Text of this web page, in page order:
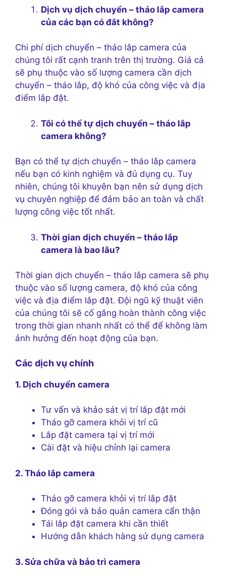
Dịch vụ dịch chuyển – tháo lắp camera
của các bạn có đắt không?
Chi phí dịch chuyển – tháo lắp camera của
chúng tôi rất cạnh tranh trên thị trường. Giá cả
sẽ phụ thuộc vào số lượng camera cần dịch
chuyển – tháo lắp, độ khó của công việc và địa
điểm lắp đặt.
Tôi có thể tự dịch chuyển – tháo lắp
camera không?
Bạn có thể tự dịch chuyển – tháo lắp camera
nếu bạn có kinh nghiệm và đủ dụng cụ. Tuy
nhiên, chúng tôi khuyên bạn nên sử dụng dịch
vụ chuyên nghiệp để đảm bảo an toàn và chất
lượng công việc tốt nhất.
Thời gian dịch chuyển – tháo lắp
camera là bao lâu?
Thời gian dịch chuyển – tháo lắp camera sẽ phụ
thuộc vào số lượng camera, độ khó của công
việc và địa điểm lắp đặt. Đội ngũ kỹ thuật viên
của chúng tôi sẽ cố gắng hoàn thành công việc
trong thời gian nhanh nhất có thể để không làm
ảnh hưởng đến hoạt động của bạn.
Các dịch vụ chính
1. Dịch chuyển camera
Tư vấn và khảo sát vị trí lắp đặt mới
Tháo gỡ camera khỏi vị trí cũ
Lắp đặt camera tại vị trí mới
Cài đặt và hiệu chỉnh lại camera
2. Tháo lắp camera
Tháo gỡ camera khỏi vị trí lắp đặt
Đóng gói và bảo quản camera cẩn thận
Tái lắp đặt camera khi cần thiết
Hướng dẫn khách hàng sử dụng camera
3. Sửa chữa và bảo trì camera